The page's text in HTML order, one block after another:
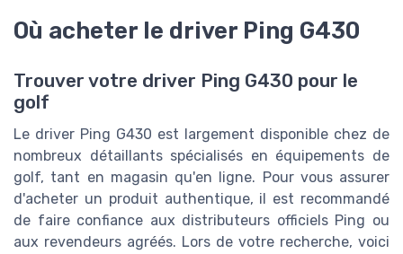
Où acheter le driver Ping G430
Trouver votre driver Ping G430 pour le
golf
Le driver Ping G430 est largement disponible chez de
nombreux détaillants spécialisés en équipements de
golf, tant en magasin qu'en ligne. Pour vous assurer
d'acheter un produit authentique, il est recommandé
de faire confiance aux distributeurs officiels Ping ou
aux revendeurs agréés. Lors de votre recherche, voici